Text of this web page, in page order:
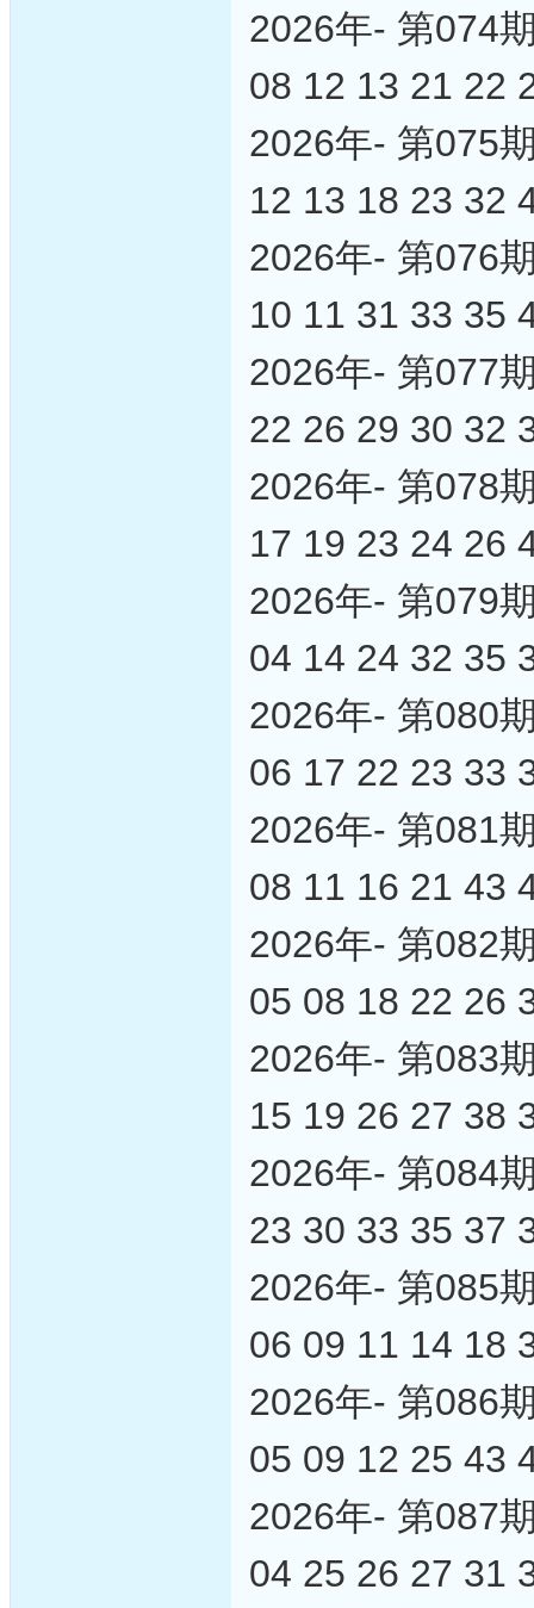
2026年- 第074
08 12 13 21 22
2026年- 第075
12 13 18 23 32
2026年- 第076
10 11 31 33 35
2026年- 第077
22 26 29 30 32
2026年- 第078
17 19 23 24 26
2026年- 第079
04 14 24 32 35
2026年- 第080
06 17 22 23 33
2026年- 第081
08 11 16 21 43
2026年- 第082
05 08 18 22 26
2026年- 第083
15 19 26 27 38
2026年- 第084
23 30 33 35 37
2026年- 第085
06 09 11 14 18
2026年- 第086
05 09 12 25 43
2026年- 第087
04 25 26 27 31